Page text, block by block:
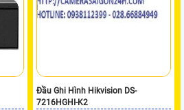
Đầu Ghi Hình Hikvision DS-
7216HGHI-K2